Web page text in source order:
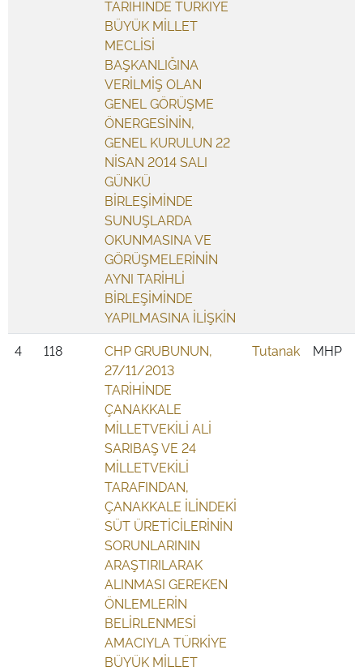
TARİHİNDE TÜRKİYE
BÜYÜK MİLLET
MECLİSİ
BAŞKANLIĞINA
VERİLMİŞ OLAN
GENEL GÖRÜŞME
ÖNERGESİNİN,
GENEL KURULUN 22
NİSAN 2014 SALI
GÜNKÜ
BİRLEŞİMİNDE
SUNUŞLARDA
OKUNMASINA VE
GÖRÜŞMELERİNİN
AYNI TARİHLİ
BİRLEŞİMİNDE
YAPILMASINA İLİŞKİN
4
118
CHP GRUBUNUN,
27/11/2013
TARİHİNDE
ÇANAKKALE
MİLLETVEKİLİ ALİ
SARIBAŞ VE 24
MİLLETVEKİLİ
TARAFINDAN,
ÇANAKKALE İLİNDEKİ
SÜT ÜRETİCİLERİNİN
SORUNLARININ
ARAŞTIRILARAK
ALINMASI GEREKEN
ÖNLEMLERİN
BELİRLENMESİ
AMACIYLA TÜRKİYE
BÜYÜK MİLLET
Tutanak MHP